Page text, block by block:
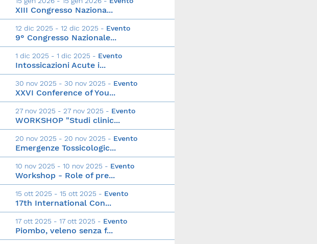
XIII Congresso Naziona...
12 dic 2025 - 12 dic 2025 - Evento
9° Congresso Nazionale...
1 dic 2025 - 1 dic 2025 - Evento
Intossicazioni Acute i...
30 nov 2025 - 30 nov 2025 - Evento
XXVI Conference of You...
27 nov 2025 - 27 nov 2025 - Evento
WORKSHOP "Studi clinic...
20 nov 2025 - 20 nov 2025 - Evento
Emergenze Tossicologic...
10 nov 2025 - 10 nov 2025 - Evento
Workshop - Role of pre...
15 ott 2025 - 15 ott 2025 - Evento
17th International Con...
17 ott 2025 - 17 ott 2025 - Evento
Piombo, veleno senza f...